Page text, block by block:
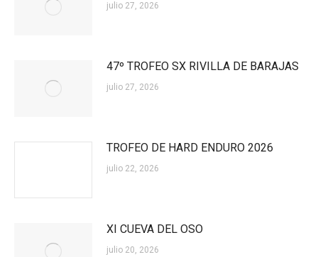
julio 27, 2026
47º TROFEO SX RIVILLA DE BARAJAS
julio 27, 2026
TROFEO DE HARD ENDURO 2026
julio 22, 2026
XI CUEVA DEL OSO
julio 20, 2026